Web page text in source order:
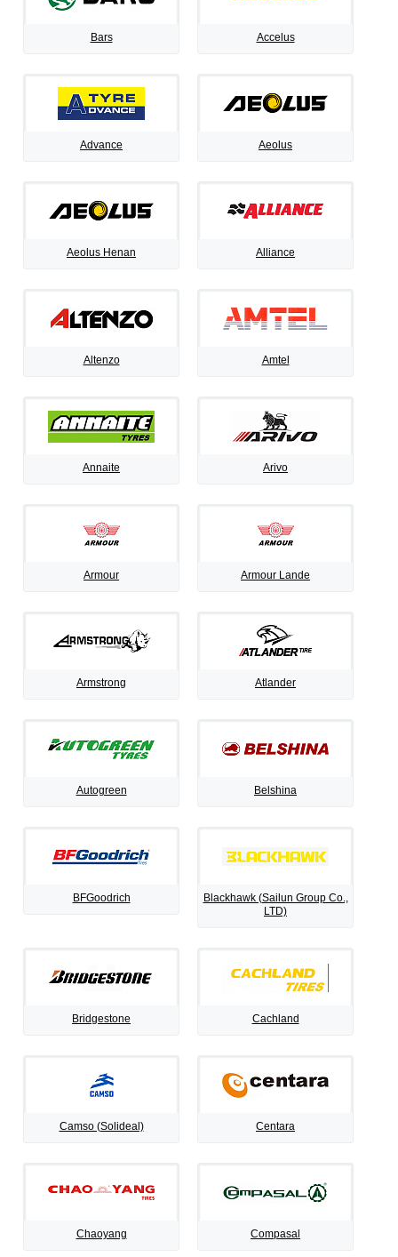
Bars Accelus
Advance Aeolus
Aeolus Henan Alliance
Altenzo Amtel
Annaite Arivo
Armour Armour Lande
Armstrong Atlander
Autogreen Belshina
BFGoodrich
Blackhawk (Sailun Group Co.,
LTD)
Bridgestone Cachland
Camso (Solideal) Centara
Chaoyang Compasal